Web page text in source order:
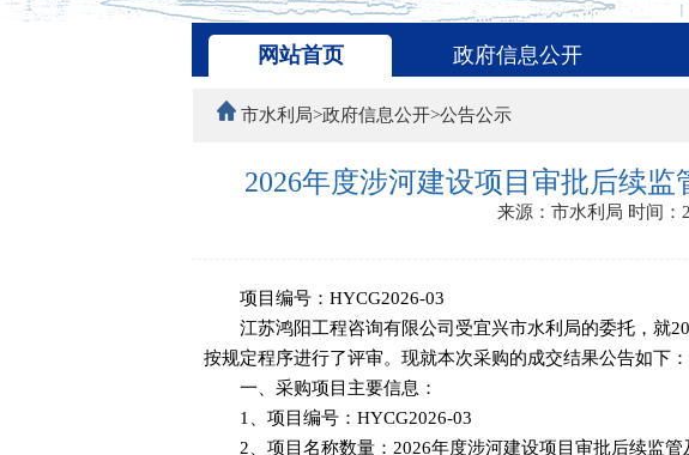
网站首页 政府信息公开
市水利局>政府信息公开>公告公示
2026年度涉河建设项目审批后续
来源：市水利局 时间：
项目编号：HYCG2026-03
江苏鸿阳工程咨询有限公司受宜兴市水利局的委托，就
按规定程序进行了评审。现就本次采购的成交结果公告如下：
一、采购项目主要信息：
1、项目编号：HYCG2026-03
2、项目名称数量：2026年度涉河建设项目审批后续监管